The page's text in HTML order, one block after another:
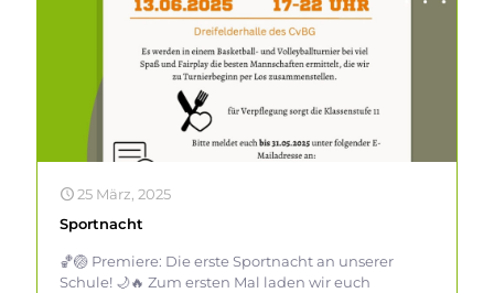
25 März, 2025
Sportnacht
🏀🏐 Premiere: Die erste Sportnacht an unserer
Schule! 🌙🔥 Zum ersten Mal laden wir euch